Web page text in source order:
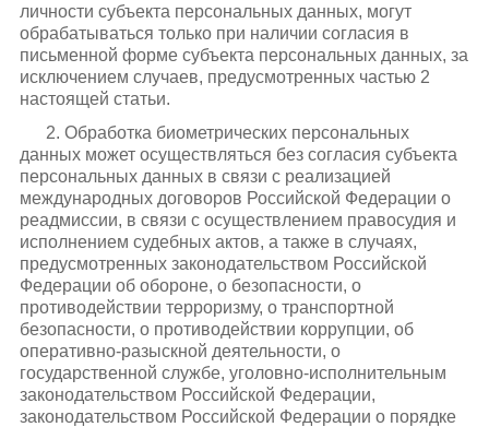
личности субъекта персональных данных, могут
обрабатываться только при наличии согласия в
письменной форме субъекта персональных данных, за
исключением случаев, предусмотренных частью 2
настоящей статьи.
2. Обработка биометрических персональных
данных может осуществляться без согласия субъекта
персональных данных в связи с реализацией
международных договоров Российской Федерации о
реадмиссии, в связи с осуществлением правосудия и
исполнением судебных актов, а также в случаях,
предусмотренных законодательством Российской
Федерации об обороне, о безопасности, о
противодействии терроризму, о транспортной
безопасности, о противодействии коррупции, об
оперативно-разыскной деятельности, о
государственной службе, уголовно-исполнительным
законодательством Российской Федерации,
законодательством Российской Федерации о порядке